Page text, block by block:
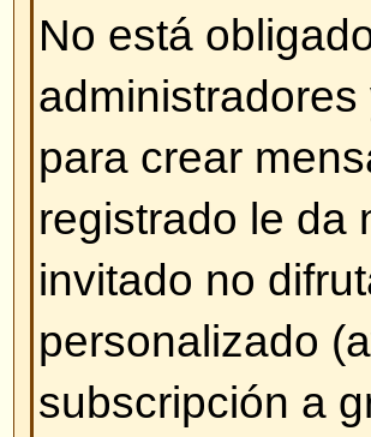
En su perfil
estado de conexión
ser visto por
contará como
Volver arriba
¡Perdí mi
¡No se altere! Si
enviar puede ser
Conectarse y pulse